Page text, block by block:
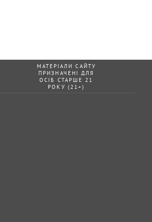
МАТЕРІАЛИ САЙТУ
ПРИЗНАЧЕНІ ДЛЯ
ОСІБ СТАРШЕ 21
РОКУ (21+)